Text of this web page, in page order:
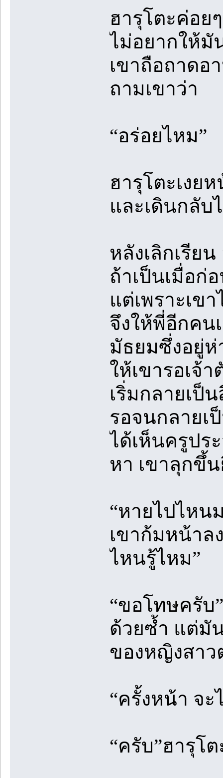
ฮารุโตะค่อย
ไม่อยากให้มั
เขาถือถาดอ
ถามเขาว่า
“อร่อยไหม”
ฮารุโตะเงย
และเดินกลับ
หลังเลิกเรีย
ถ้าเป็นเมื่อก่
แต่เพราะเข
จึงให้พี่อีกคน
มัธยมซึ่งอยู่ห่
ให้เขารอเจ้
เริ่มกลายเป็
รอจนกลายเ
ได้เห็นครูปร
หา เขาลุกขึ้
“หายไปไหน
เขาก้มหน้าล
ไหนรู้ไหม”
“ขอโทษครับ
ด้วยซ้ำ แต่มั
ของหญิงสาว
“ครั้งหน้า จ
“ครับ”ฮารุโ